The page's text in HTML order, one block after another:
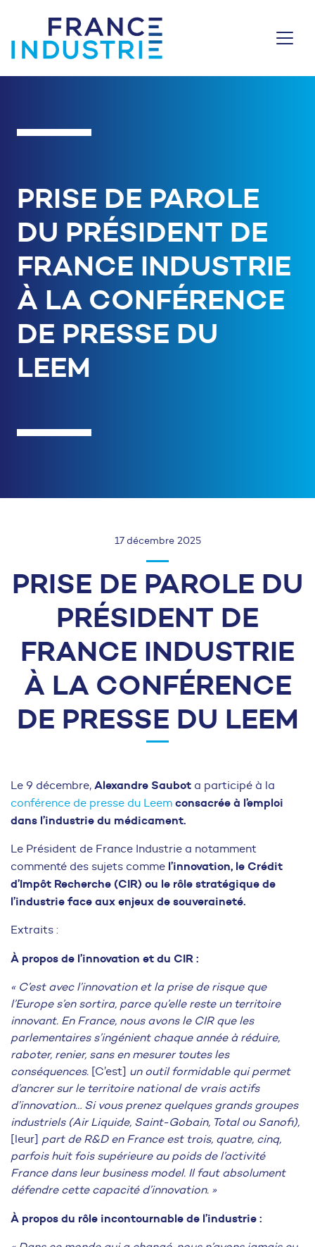
PRISE DE PAROLE
DU PRÉSIDENT DE
FRANCE INDUSTRIE
À LA CONFÉRENCE
DE PRESSE DU
LEEM
17 décembre 2025
PRISE DE PAROLE DU
PRÉSIDENT DE
FRANCE INDUSTRIE
À LA CONFÉRENCE
DE PRESSE DU LEEM
Le 9 décembre, Alexandre Saubot a participé à la
conférence de presse du Leem consacrée à l’emploi
dans l’industrie du médicament.
Le Président de France Industrie a notamment
commenté des sujets comme l’innovation, le Crédit
d’Impôt Recherche (CIR) ou le rôle stratégique de
l’industrie face aux enjeux de souveraineté.
Extraits :
À propos de l’innovation et du CIR :
« C’est avec l’innovation et la prise de risque que
l’Europe s’en sortira, parce qu’elle reste un territoire
innovant. En France, nous avons le CIR que les
parlementaires s’ingénient chaque année à réduire,
raboter, renier, sans en mesurer toutes les
conséquences. [C’est] un outil formidable qui permet
d’ancrer sur le territoire national de vrais actifs
d’innovation… Si vous prenez quelques grands groupes
industriels (Air Liquide, Saint-Gobain, Total ou Sanofi),
[leur] part de R&D en France est trois, quatre, cinq,
parfois huit fois supérieure au poids de l’activité
France dans leur business model. Il faut absolument
défendre cette capacité d’innovation. »
À propos du rôle incontournable de l’industrie :